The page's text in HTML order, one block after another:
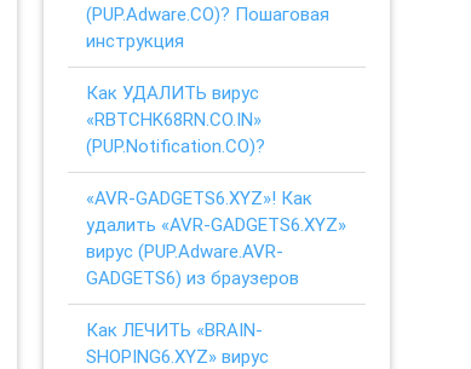
(PUP.Adware.CO)? Пошаговая
инструкция
Как УДАЛИТЬ вирус
«RBTCHK68RN.CO.IN»
(PUP.Notification.CO)?
«AVR-GADGETS6.XYZ»! Как
удалить «AVR-GADGETS6.XYZ»
вирус (PUP.Adware.AVR-
GADGETS6) из браузеров
Как ЛЕЧИТЬ «BRAIN-
SHOPING6.XYZ» вирус